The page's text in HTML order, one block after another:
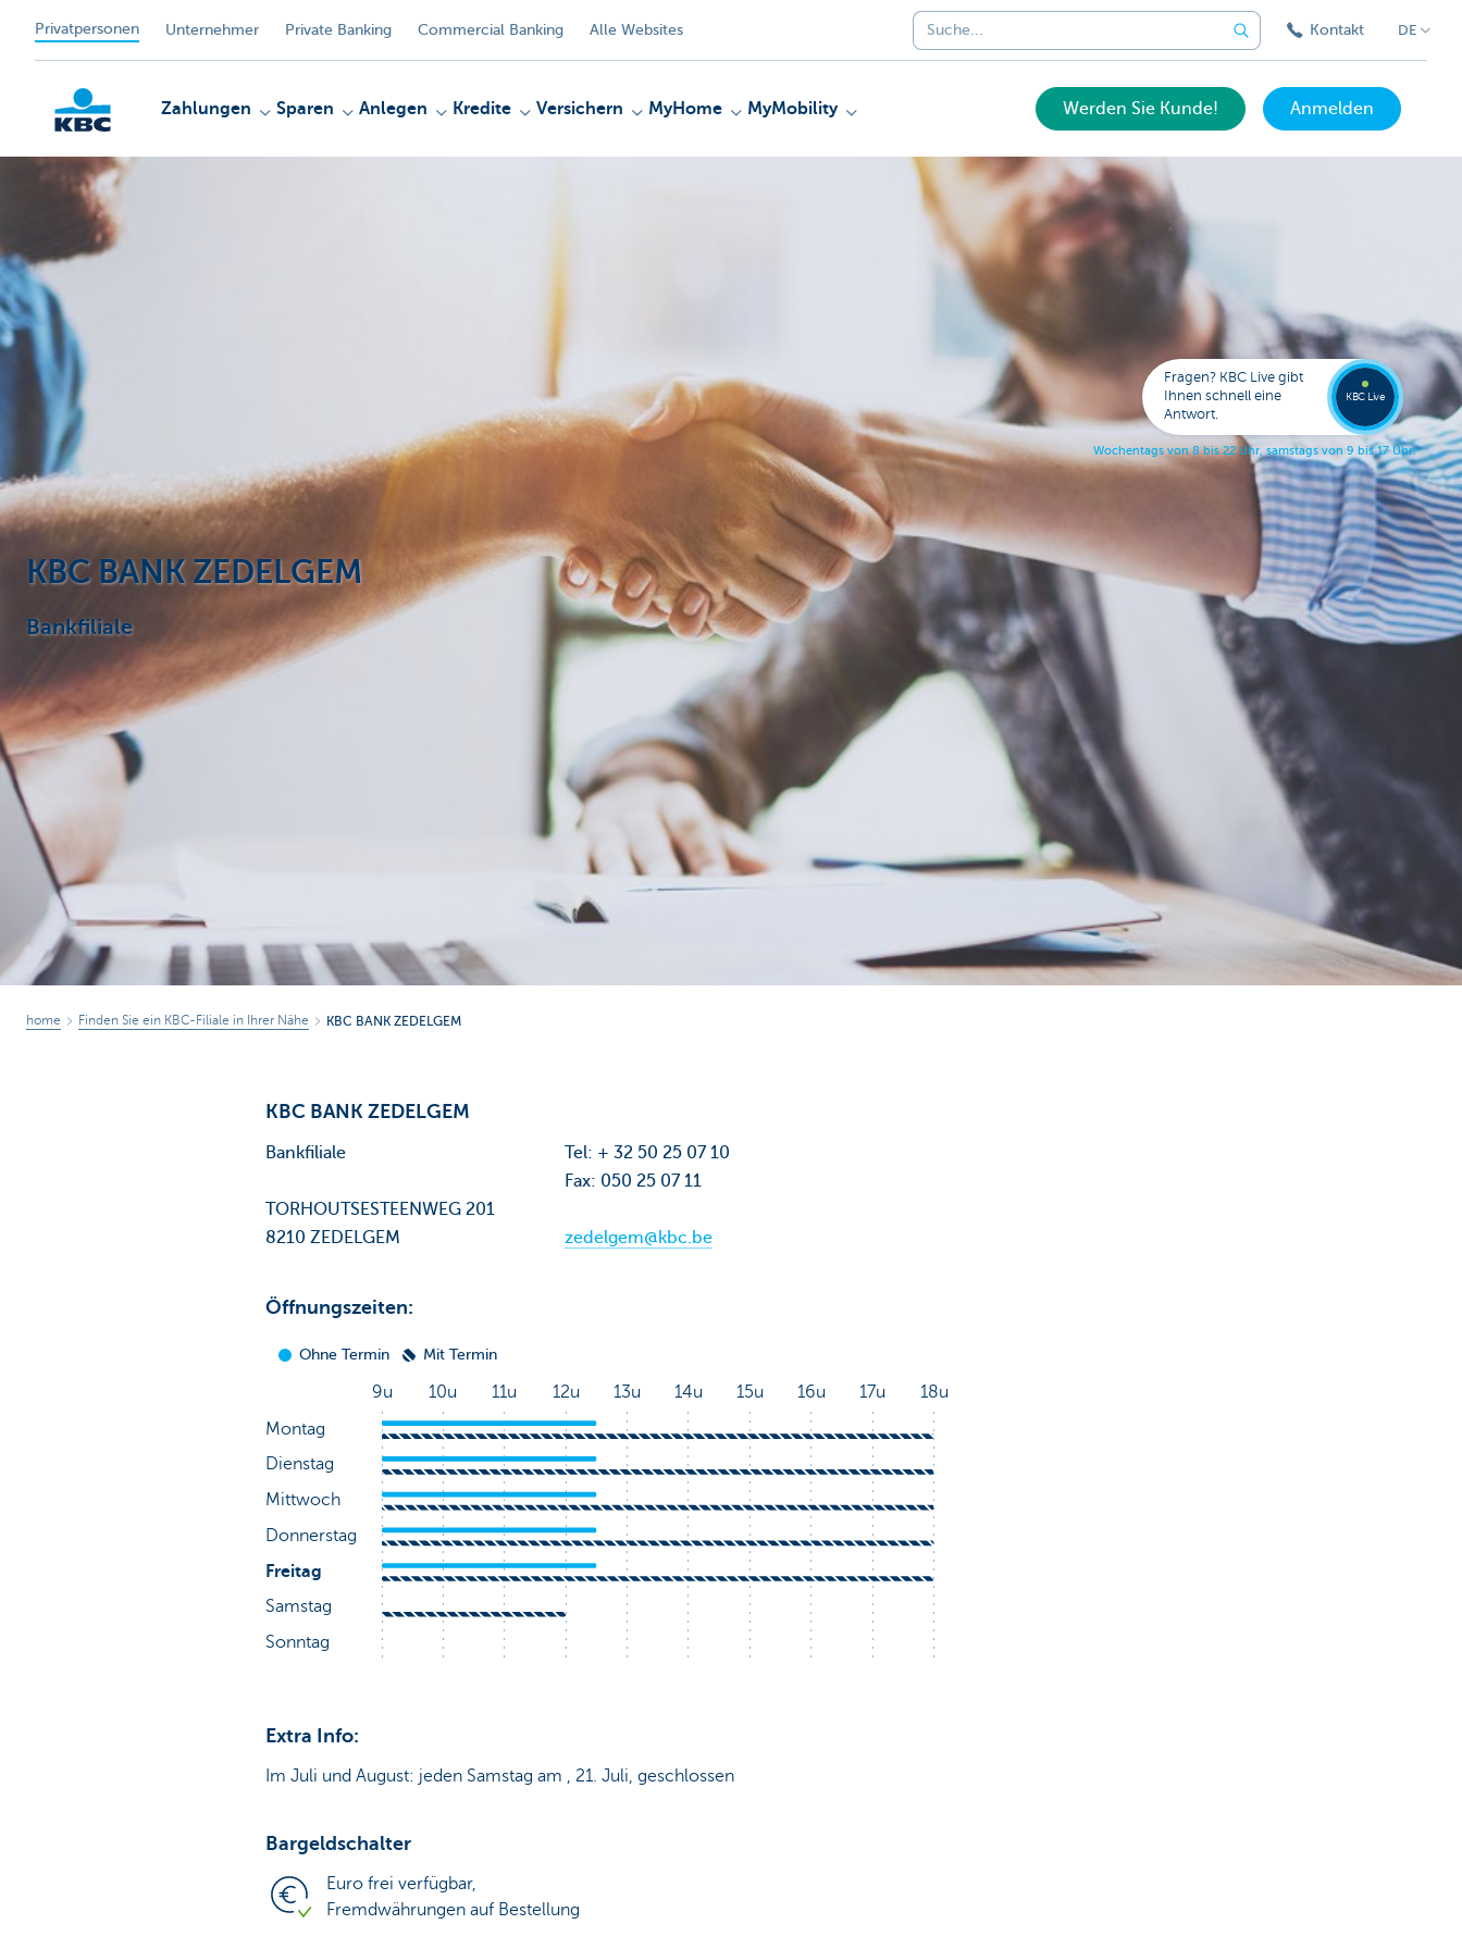
Privatpersonen Unternehmer Private Banking Commercial Banking Alle Websites Kontakt DE
Particulieren
Zahlungen Sparen Anlegen Kredite Versichern MyHome MyMobility Werden Sie Kunde! Anmelden
KBC BANK ZEDELGEM
Bankfiliale
home Finden Sie ein KBC-Filiale in Ihrer Nähe KBC BANK ZEDELGEM
KBC BANK ZEDELGEM
Bankfiliale
TORHOUTSESTEENWEG 201
8210 ZEDELGEM
Tel: + 32 50 25 07 10
Fax: 050 25 07 11
zedelgem@kbc.be
Öffnungszeiten:
Extra Info:
Im Juli und August: jeden Samstag am , 21. Juli, geschlossen
Bargeldschalter
Euro frei verfügbar,
Fremdwährungen auf Bestellung
Fragen? KBC Live gibt
Ihnen schnell eine
Antwort.
Wochentags von 8 bis 22 Uhr, samstags von 9 bis 17 Uhr.
KBC Live
KBC
Live
078
353
138